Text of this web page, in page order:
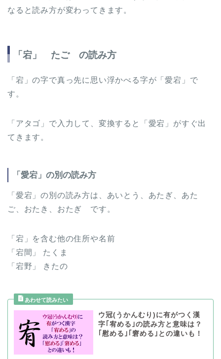
なると読み方が変わってきます。
「宕」 たご の読み方
「宕」の字で真っ先に思い浮かべる字が「愛宕」で
す。
「アタゴ」で入力して、変換すると「愛宕」がすぐ出
てきます。
「愛宕」の別の読み方
「愛宕」の別の読み方は、あいとう、あたぎ、あた
ご、おたき、おたぎ です。
「宕」を含む他の住所や名前
「宕間」 たくま
「宕野」 きたの
ウ冠(うかんむり)に有がつく漢
字｢宥める｣の読み方と意味は？
｢慰める｣｢窘める｣との違いも！